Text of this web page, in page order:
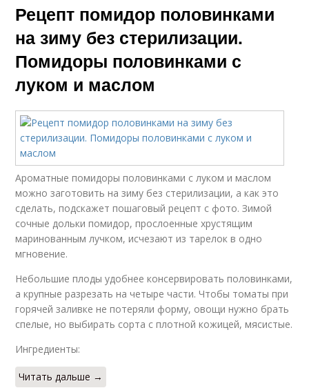
Рецепт помидор половинками
на зиму без стерилизации.
Помидоры половинками с
луком и маслом
Ароматные помидоры половинками с луком и маслом
можно заготовить на зиму без стерилизации, а как это
сделать, подскажет пошаговый рецепт с фото. Зимой
сочные дольки помидор, прослоенные хрустящим
маринованным лучком, исчезают из тарелок в одно
мгновение.
Небольшие плоды удобнее консервировать половинками,
а крупные разрезать на четыре части. Чтобы томаты при
горячей заливке не потеряли форму, овощи нужно брать
спелые, но выбирать сорта с плотной кожицей, мясистые.
Ингредиенты:
Читать дальше →